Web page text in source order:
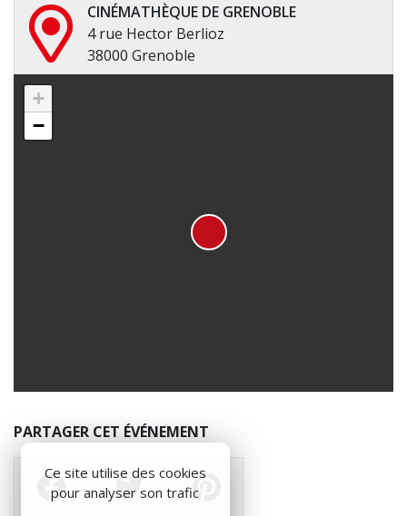
CINÉMATHÈQUE DE GRENOBLE
4 rue Hector Berlioz
38000 Grenoble
+
−
PARTAGER CET ÉVÉNEMENT
Ce site utilise des cookies
pour analyser son trafic